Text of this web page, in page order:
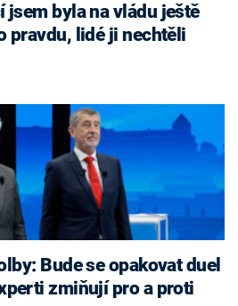
jsem byla na vládu ještě
pravdu, lidé ji nechtěli
zmiňují pro a proti